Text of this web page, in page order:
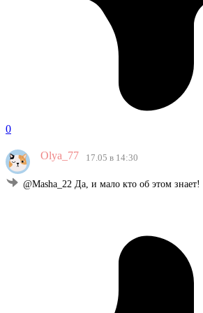
0
Olya_77 17.05 в 14:30
@Masha_22 Да, и мало кто об этом знает!